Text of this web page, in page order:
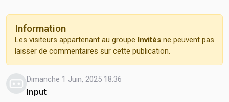
Information
Les visiteurs appartenant au groupe Invités ne peuvent pas
laisser de commentaires sur cette publication.
Dimanche 1 Juin, 2025 18:36
Input